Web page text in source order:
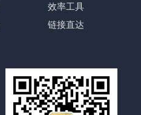
效率工具
链接直达